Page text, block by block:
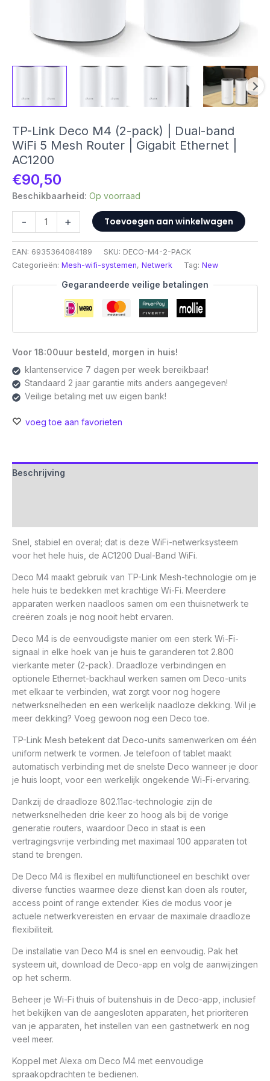
TP-Link Deco M4 (2-pack) | Dual-band
WiFi 5 Mesh Router | Gigabit Ethernet |
AC1200
€90,50
Beschikbaarheid: Op voorraad
-
Link
Deco
M4
(2-
pack)
WiFi
5
Router
|
Gigabit
Ethernet
+ Toevoegen aan winkelwagen
EAN: 6935364084189 SKU: DECO-M4-2-PACK
Categorieën: Mesh-wifi-systemen, Netwerk Tag: New
Gegarandeerde veilige betalingen
Voor 18:00uur besteld, morgen in huis!
klantenservice 7 dagen per week bereikbaar!
Standaard 2 jaar garantie mits anders aangegeven!
Veilige betaling met uw eigen bank!
voeg toe aan favorieten
Beschrijving
Snel, stabiel en overal; dat is deze WiFi-netwerksysteem
voor het hele huis, de AC1200 Dual-Band WiFi.
Deco M4 maakt gebruik van TP-Link Mesh-technologie om je
hele huis te bedekken met krachtige Wi-Fi. Meerdere
apparaten werken naadloos samen om een thuisnetwerk te
creëren zoals je nog nooit hebt ervaren.
Deco M4 is de eenvoudigste manier om een sterk Wi-Fi-
signaal in elke hoek van je huis te garanderen tot 2.800
vierkante meter (2-pack). Draadloze verbindingen en
optionele Ethernet-backhaul werken samen om Deco-units
met elkaar te verbinden, wat zorgt voor nog hogere
netwerksnelheden en een werkelijk naadloze dekking. Wil je
meer dekking? Voeg gewoon nog een Deco toe.
TP-Link Mesh betekent dat Deco-units samenwerken om één
uniform netwerk te vormen. Je telefoon of tablet maakt
automatisch verbinding met de snelste Deco wanneer je door
je huis loopt, voor een werkelijk ongekende Wi-Fi-ervaring.
Dankzij de draadloze 802.11ac-technologie zijn de
netwerksnelheden drie keer zo hoog als bij de vorige
generatie routers, waardoor Deco in staat is een
vertragingsvrije verbinding met maximaal 100 apparaten tot
stand te brengen.
De Deco M4 is flexibel en multifunctioneel en beschikt over
diverse functies waarmee deze dienst kan doen als router,
access point of range extender. Kies de modus voor je
actuele netwerkvereisten en ervaar de maximale draadloze
flexibiliteit.
De installatie van Deco M4 is snel en eenvoudig. Pak het
systeem uit, download de Deco-app en volg de aanwijzingen
op het scherm.
Beheer je Wi-Fi thuis of buitenshuis in de Deco-app, inclusief
het bekijken van de aangesloten apparaten, het prioriteren
van je apparaten, het instellen van een gastnetwerk en nog
veel meer.
Koppel met Alexa om Deco M4 met eenvoudige
spraakopdrachten te bedienen.